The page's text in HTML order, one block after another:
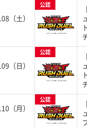
（土）
公認
（日）
公認
（月）
公認